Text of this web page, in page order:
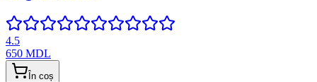
4.5
650 MDL
În coș